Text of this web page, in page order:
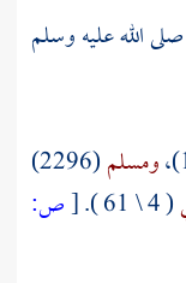
الله عليه وسلم
ومسلم
(2296)
( 4 \ 61 ).
[ص: